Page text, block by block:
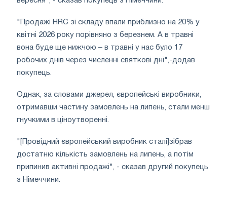
"Продажі HRC зі складу впали приблизно на 20% у
квітні 2026 року порівняно з березнем. А в травні
вона буде ще нижчою – в травні у нас було 17
робочих днів через численні святкові дні",-додав
покупець.
Однак, за словами джерел, європейські виробники,
отримавши частину замовлень на липень, стали менш
гнучкими в ціноутворенні.
"[Провідний європейський виробник сталі]зібрав
достатню кількість замовлень на липень, а потім
припинив активні продажі", - сказав другий покупець
з Німеччини.